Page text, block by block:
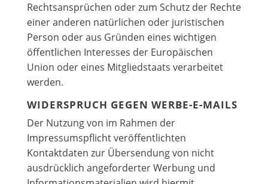
Rechtsansprüchen oder zum Schutz der Rechte
einer anderen natürlichen oder juristischen
Person oder aus Gründen eines wichtigen
öffentlichen Interesses der Europäischen
Union oder eines Mitgliedstaats verarbeitet
werden.
WIDERSPRUCH GEGEN WERBE-E-MAILS
Der Nutzung von im Rahmen der
Impressumspflicht veröffentlichten
Kontaktdaten zur Übersendung von nicht
ausdrücklich angeforderter Werbung und